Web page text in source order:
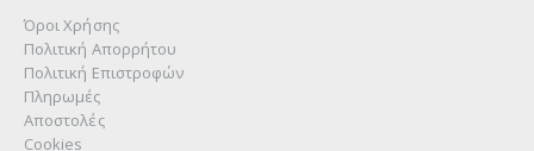
Όροι Χρήσης
Πολιτική Απορρήτου
Πολιτική Επιστροφών
Πληρωμές
Αποστολές
Cookies